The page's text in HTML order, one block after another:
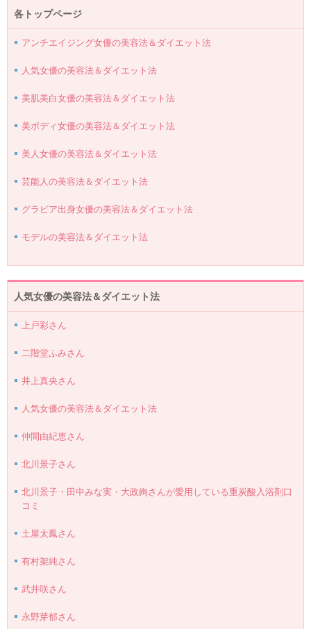
各トップページ
アンチエイジング女優の美容法＆ダイエット法
人気女優の美容法＆ダイエット法
美肌美白女優の美容法＆ダイエット法
美ボディ女優の美容法＆ダイエット法
美人女優の美容法＆ダイエット法
芸能人の美容法＆ダイエット法
グラビア出身女優の美容法＆ダイエット法
モデルの美容法＆ダイエット法
人気女優の美容法＆ダイエット法
上戸彩さん
二階堂ふみさん
井上真央さん
人気女優の美容法＆ダイエット法
仲間由紀恵さん
北川景子さん
北川景子・田中みな実・大政絢さんが愛用している重炭酸入浴剤口
コミ
土屋太鳳さん
有村架純さん
武井咲さん
永野芽郁さん